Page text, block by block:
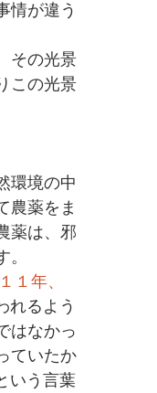
情が違う
その光景
この光景
環境の中
農薬をま
薬は、邪
１年、
れるよう
はなかっ
ていたか
いう言葉